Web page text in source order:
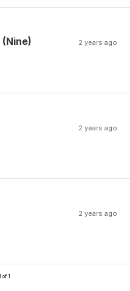
2 years ago
2 years ago
2 years ago
of 1